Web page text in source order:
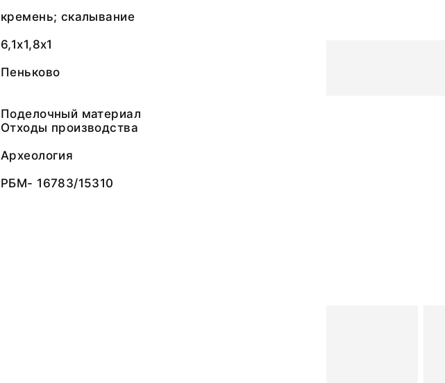
кремень; скалывание
6,1х1,8х1
Пеньково
Поделочный материал
Отходы производства
Археология
РБМ- 16783/15310